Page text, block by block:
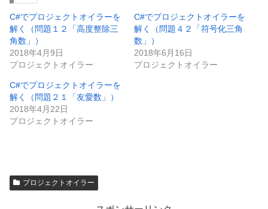
C#でプロジェクトオイラーを
解く（問題１２「高度整除三
角数」）
2018年4月9日
プロジェクトオイラー
C#でプロジェクトオイラーを
解く（問題４２「符号化三角
数」）
2018年6月16日
プロジェクトオイラー
C#でプロジェクトオイラーを
解く（問題２１「友愛数」）
2018年4月22日
プロジェクトオイラー
プロジェクトオイラー